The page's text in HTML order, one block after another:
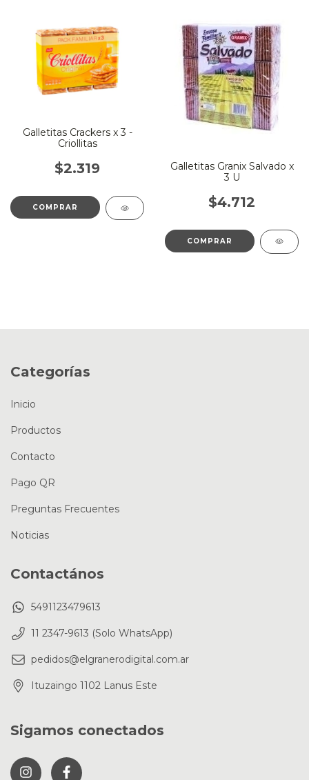
Galletitas Crackers x 3 -
Criollitas
$2.319
Galletitas Granix Salvado x
3 U
$4.712
Categorías
Inicio
Productos
Contacto
Pago QR
Preguntas Frecuentes
Noticias
Contactános
5491123479613
11 2347-9613 (Solo WhatsApp)
pedidos@elgranerodigital.com.ar
Ituzaingo 1102 Lanus Este
Sigamos conectados